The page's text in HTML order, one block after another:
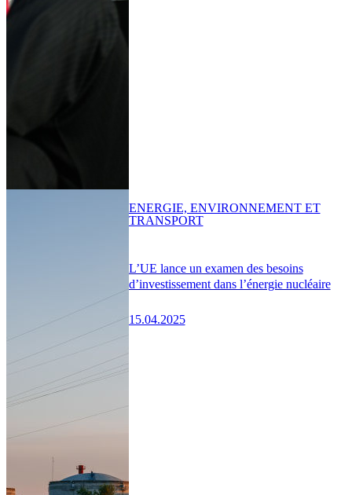
L’UE lance un examen des besoins
d’investissement dans l’énergie nucléaire
15.04.2025
ENERGIE, ENVIRONNEMENT ET
TRANSPORT